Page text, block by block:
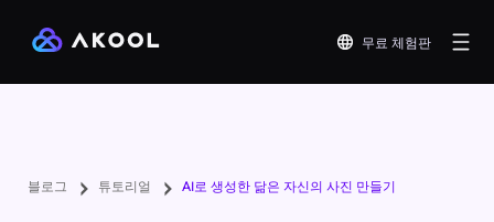
무료 체험판
블로그 튜토리얼 AI로 생성한 닮은 자신의 사진 만들기